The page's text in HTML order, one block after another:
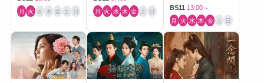
月 火 水 木 金 土 日 月 火 水 木 金 土 日 BS11 13:00～
月 火 水 木 金 土 日